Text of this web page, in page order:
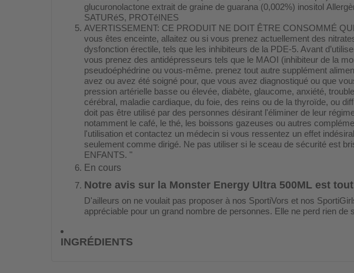
glucuronolactone extrait de graine de guarana (0,002%) inositol
SATURéS, PROTéINES
AVERTISSEMENT: CE PRODUIT NE DOIT ÊTRE CONSOMMÉ
vous êtes enceinte, allaitez ou si vous prenez actuellement des
dysfonction érectile, tels que les inhibiteurs de la PDE-5. Avant
vous prenez des antidépresseurs tels que le MAOI (inhibiteur de la
pseudoéphédrine ou vous-même. prenez tout autre supplément
avez ou avez été soigné pour, que vous avez diagnostiqué ou que
pression artérielle basse ou élevée, diabète, glaucome, anxiété,
cérébral, maladie cardiaque, du foie, des reins ou de la thyroïde, ou
doit pas être utilisé par des personnes désirant l'éliminer de leur
notamment le café, le thé, les boissons gazeuses ou autres
l'utilisation et contactez un médecin si vous ressentez un effet
seulement comme dirigé. Ne pas utiliser si le sceau de sécurité est
ENFANTS. "
En cours
Notre avis sur la Monster Energy Ultra 500ML est
D'ailleurs on ne voulait pas proposer à nos SportiVors et nos
appréciable pour un grand nombre de personnes. Elle ne perd rien
INGRÉDIENTS